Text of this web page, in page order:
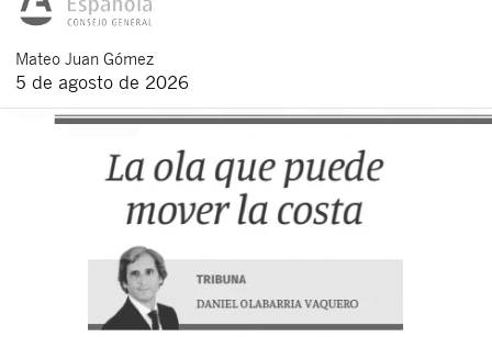
Mateo Juan Gómez
5 de agosto de 2026